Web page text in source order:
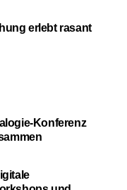
erlebt rasant
Konferenz